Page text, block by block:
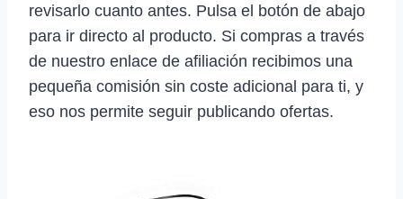
revisarlo cuanto antes. Pulsa el botón de abajo
para ir directo al producto. Si compras a través
de nuestro enlace de afiliación recibimos una
pequeña comisión sin coste adicional para ti, y
eso nos permite seguir publicando ofertas.